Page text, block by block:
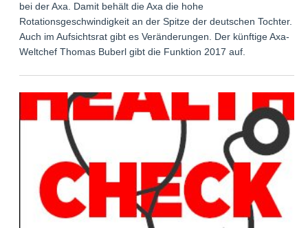
bei der Axa. Damit behält die Axa die hohe
Rotationsgeschwindigkeit an der Spitze der deutschen Tochter.
Auch im Aufsichtsrat gibt es Veränderungen. Der künftige Axa-
Weltchef Thomas Buberl gibt die Funktion 2017 auf.